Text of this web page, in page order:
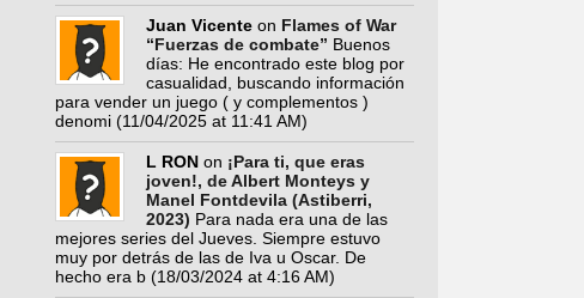
Juan Vicente on Flames of War
“Fuerzas de combate” Buenos
días: He encontrado este blog por
casualidad, buscando información
para vender un juego ( y complementos )
denomi (11/04/2025 at 11:41 AM)
L RON on ¡Para ti, que eras
joven!, de Albert Monteys y
Manel Fontdevila (Astiberri,
2023) Para nada era una de las
mejores series del Jueves. Siempre estuvo
muy por detrás de las de Iva u Oscar. De
hecho era b (18/03/2024 at 4:16 AM)